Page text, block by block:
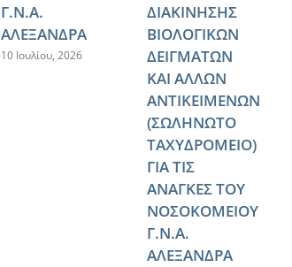
Γ.Ν.Α.
ΑΛΕΞΑΝΔΡΑ
10 Ιουλίου, 2026
ΔΙΑΚΙΝΗΣΗΣ
ΒΙΟΛΟΓΙΚΩΝ
ΔΕΙΓΜΑΤΩΝ
ΚΑΙ ΑΛΛΩΝ
ΑΝΤΙΚΕΙΜΕΝΩΝ
(ΣΩΛΗΝΩΤΟ
ΤΑΧΥΔΡΟΜΕΙΟ)
ΓΙΑ ΤΙΣ
ΑΝΑΓΚΕΣ ΤΟΥ
ΝΟΣΟΚΟΜΕΙΟΥ
Γ.Ν.Α.
ΑΛΕΞΑΝΔΡΑ